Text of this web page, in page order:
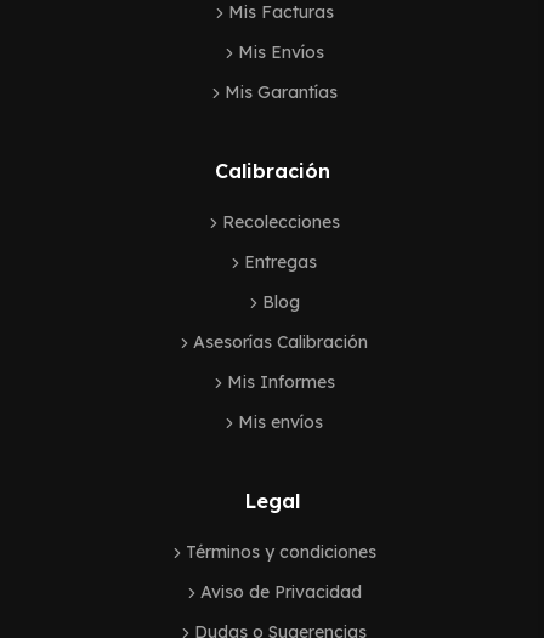
Mis Facturas
Mis Envíos
Mis Garantías
Calibración
Recolecciones
Entregas
Blog
Asesorías Calibración
Mis Informes
Mis envíos
Legal
Términos y condiciones
Aviso de Privacidad
Dudas o Sugerencias